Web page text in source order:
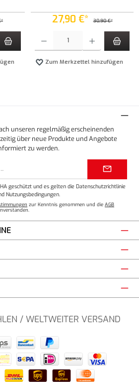
27,90 €* 30,90 €*
Zum Merkzettel hinzufügen
unseren regelmäßig erscheinenden
über neue Produkte und Angebote
zu werden.
geschützt und es gelten die Datenschutzrichtlinie
Nutzungsbedingungen.
zur Kenntnis genommen und dieAGB
/ WELTWEITER VERSAND